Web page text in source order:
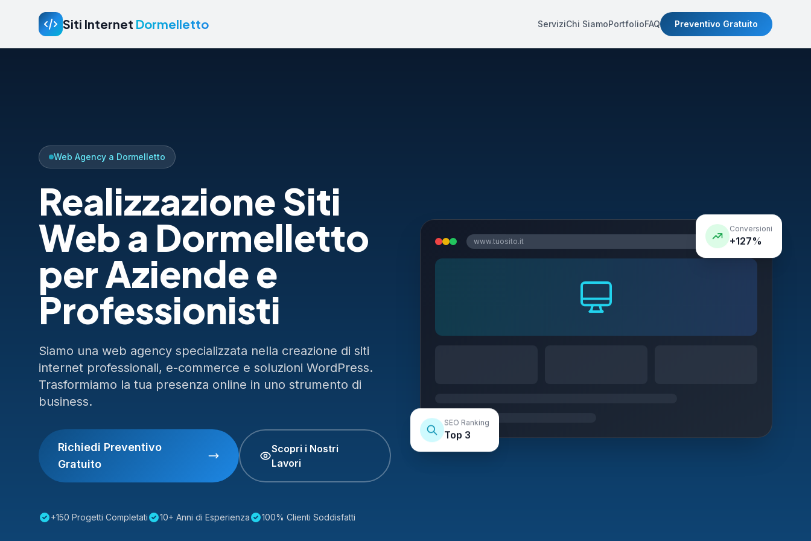
Siti Internet Dormelletto ServiziChi SiamoPortfolioFAQ Preventivo Gratuito
Web Agency a Dormelletto
Realizzazione Siti
Web a Dormelletto
per Aziende e
Professionisti
Siamo una web agency specializzata nella creazione di siti
internet professionali, e-commerce e soluzioni WordPress.
Trasformiamo la tua presenza online in uno strumento di
business.
Richiedi Preventivo
Gratuito
Scopri i Nostri
Lavori
+150 Progetti Completati 10+ Anni di Esperienza 100% Clienti Soddisfatti
www.tuosito.it
Conversioni
+127%
SEO Ranking
Top 3